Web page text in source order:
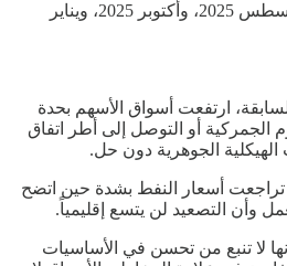
رأينا هذا في أبريل 2025، وأغسطس 2025، وأكتوبر 2025، ويناير
ارتفعت أسواق الأسهم بحدة
الجمركية أو التوصل إلى أطر اتفاق
الجوهرية دون حل.
تراجعت أسعار النفط بشدة حين اتضح
وأن التصعيد لن يتسع إقليمياً.
لا تنبع من تحسن في الأساسيات